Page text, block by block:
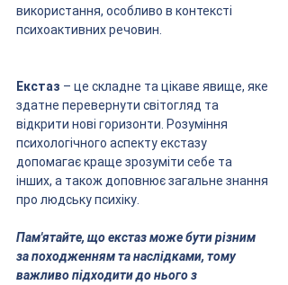
використання, особливо в контексті
психоактивних речовин.
Екстаз – це складне та цікаве явище, яке
здатне перевернути світогляд та
відкрити нові горизонти. Розуміння
психологічного аспекту екстазу
допомагає краще зрозуміти себе та
інших, а також доповнює загальне знання
про людську психіку.
Пам'ятайте, що екстаз може бути різним
за походженням та наслідками, тому
важливо підходити до нього з